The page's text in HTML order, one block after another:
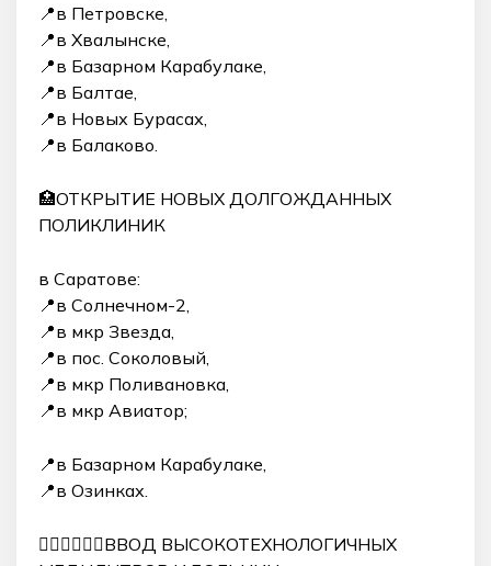
📍в Петровске,
📍в Хвалынске,
📍в Базарном Карабулаке,
📍в Балтае,
📍в Новых Бурасах,
📍в Балаково.
🏥ОТКРЫТИЕ НОВЫХ ДОЛГОЖДАННЫХ
ПОЛИКЛИНИК
в Саратове:
📍в Солнечном-2,
📍в мкр Звезда,
📍в пос. Соколовый,
📍в мкр Поливановка,
📍в мкр Авиатор;
📍в Базарном Карабулаке,
📍в Озинках.
👩🏻‍⚕️👨🏻‍⚕️ВВОД ВЫСОКОТЕХНОЛОГИЧНЫХ